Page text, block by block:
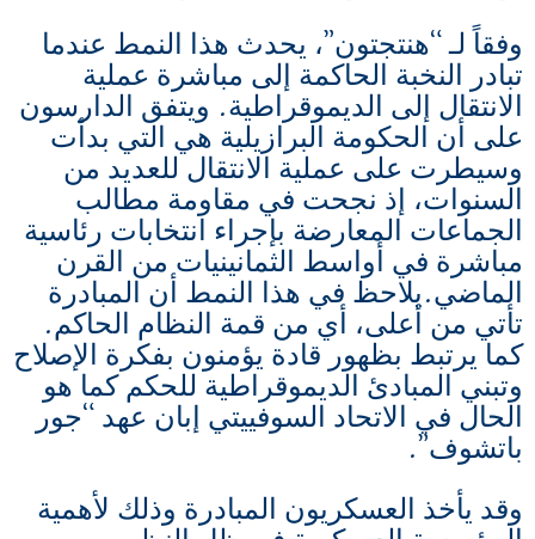
وفقاً لـ “هنتجتون”، يحدث هذا النمط عندما
تبادر النخبة الحاكمة إلى مباشرة عملية
الانتقال إلى الديموقراطية. ويتفق الدارسون
على أن الحكومة البرازيلية هي التي بدأت
وسيطرت على عملية الانتقال للعديد من
السنوات، إذ نجحت في مقاومة مطالب
الجماعات المعارضة بإجراء انتخابات رئاسية
مباشرة في أواسط الثمانينيات من القرن
الماضي.يلاحظ في هذا النمط أن المبادرة
تأتي من أعلى، أي من قمة النظام الحاكم.
كما يرتبط بظهور قادة يؤمنون بفكرة الإصلاح
وتبني المبادئ الديموقراطية للحكم كما هو
الحال في الاتحاد السوفييتي إبان عهد “جور
باتشوف”.
وقد يأخذ العسكريون المبادرة وذلك لأهمية